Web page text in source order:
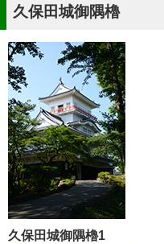
久保田城御隅櫓
久保田城御隅櫓1